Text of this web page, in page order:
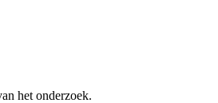
het onderzoek.